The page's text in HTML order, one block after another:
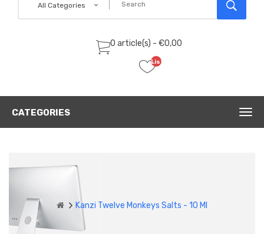
All Categories
0 article(s) - €0,00
Liste
(0)
CATEGORIES
Kanzi Twelve Monkeys Salts - 10 Ml